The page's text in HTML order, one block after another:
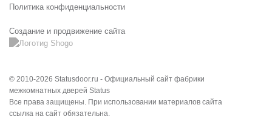
Политика конфиденциальности
© 2010-2026 Statusdoor.ru - Официальный сайт фабрики
межкомнатных дверей Status
Все права защищены. При использовании материалов сайта
ссылка на сайт обязательна.
Создание и продвижение сайта